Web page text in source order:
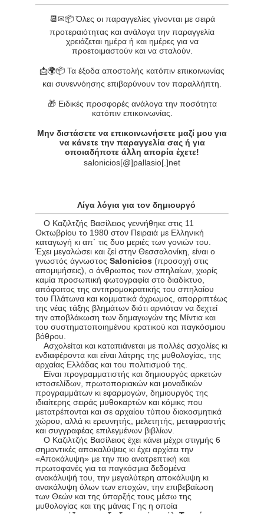
📆✉📦 Όλες οι παραγγελίες γίνονται με σειρά
προτεραιότητας και ανάλογα την παραγγελία
χρειάζεται ημέρα ή και ημέρες για να
προετοιμαστούν και να σταλούν.
📩🌍📦 Τα έξοδα αποστολής κατόπιν επικοινωνίας
και συνεννόησης επιβαρύνουν τον παραλλήπτη.
🎁 Ειδικές προσφορές ανάλογα την ποσότητα
κατόπιν επικοινωνίας.
Μην διστάσετε να επικοινωνήσετε μαζί μου για
να κάνετε την παραγγελία σας ή για
οποιαδήποτε άλλη απορία έχετε!
salonicios[@]pallasio[.]net
Λίγα λόγια για τον δημιουργό
O Καζιλτζής Βασίλειος γεννήθηκε στις 11
Οκτωβρίου το 1980 στον Πειραιά με Ελληνική
καταγωγή κι απ` τις δυο μεριές των γονιών του.
Έχει μεγαλώσει και ζεί στην Θεσσαλονίκη, είναι ο
γνωστός άγνωστος Salonicios (προσοχή στις
απομιμήσεις), ο άνθρωπος των σπηλαίων, χωρίς
καμία προσωπική φωτογραφία στο διαδίκτυο,
απόφοιτος της αντιτρομοκρατικής του σπηλαίου
του Πλάτωνα και κομματικά άχρωμος, απορριπτέως
της νέας τάξης βλημάτων διότι αρνιόταν να δεχτεί
την αποβλάκωση των δημαγωγών της Μίντια και
του συστηματοποιημένου κρατικού και παγκόσμιου
βόθρου.
Ασχολείται και καταπιάνεται με πολλές ασχολίες κι
ενδιαφέροντα και είναι λάτρης της μυθολογίας, της
αρχαίας Ελλάδας και του πολιτισμού της.
Είναι προγραμματιστής και δημιουργός αρκετών
ιστοσελίδων, πρωτοποριακών και μοναδικών
προγραμμάτων κι εφαρμογών, δημιουργός της
ιδιαίτερης σειράς μυθοκαρτών και κόμικς που
μετατρέπονται και σε αρχαίου τύπου διακοσμητικά
χώρου, αλλά κι ερευνητής, μελετητής, μεταφραστής
και συγγραφέας επιλεγμένων βιβλίων.
Ο Καζιλτζής Βασίλειος έχει κάνει μέχρι στιγμής 6
σημαντικές αποκαλύψεις κι έχει αρχίσει την
«Αποκάλυψη» με την πιο ανατρεπτική και
πρωτοφανές για τα παγκόσμια δεδομένα
ανακάλυψή του, την μεγαλύτερη αποκάλυψη κι
ανακάλυψη όλων των εποχών, την επιβεβαίωση
των Θεών και της ύπαρξής τους μέσω της
μυθολογίας και της μάνας Γης η οποία